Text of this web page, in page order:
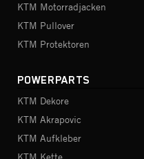
KTM Motorradjacken
KTM Pullover
KTM Protektoren
POWERPARTS
KTM Dekore
KTM Akrapovic
KTM Aufkleber
KTM Kette